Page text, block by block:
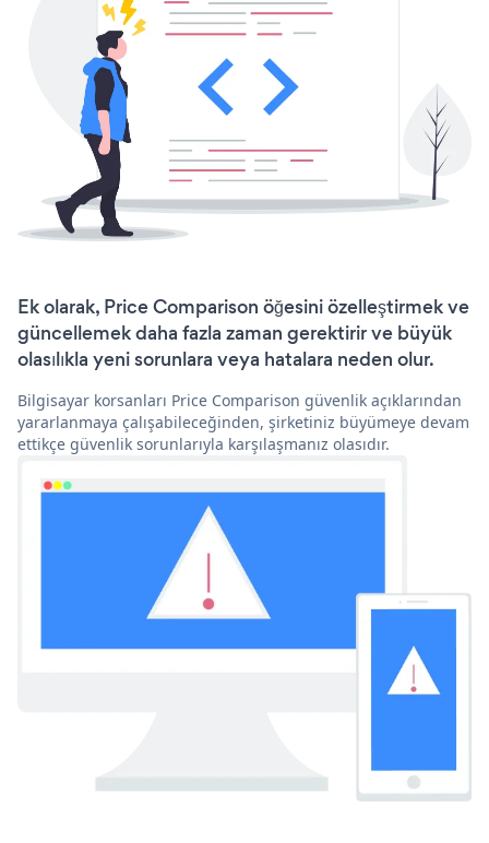
Ek olarak, Price Comparison öğesini özelleştirmek ve
güncellemek daha fazla zaman gerektirir ve büyük
olasılıkla yeni sorunlara veya hatalara neden olur.
Bilgisayar korsanları Price Comparison güvenlik açıklarından
yararlanmaya çalışabileceğinden, şirketiniz büyümeye devam
ettikçe güvenlik sorunlarıyla karşılaşmanız olasıdır.